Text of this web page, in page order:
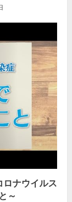
ロナウイルス
～